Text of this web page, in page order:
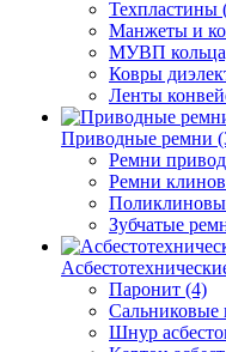
Техпластины
Манжеты и
МУВП кольца,
Ковры
Ленты
Приводные ремни
Ремни
Ремни
Зубчатые
Паронит (4)
Сальниковые
Шнур